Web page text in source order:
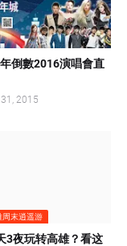
倒數2016演唱會直
2015
周末逍遥游
3夜玩转高雄？看这